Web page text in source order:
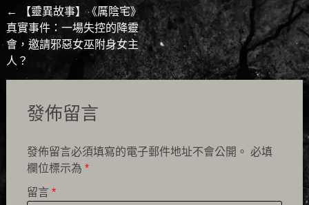
Post
navigation
←
【靈異故事】《厲陰宅》
真實事件：一場失控的降靈
會，邀請邪惡女巫附身女主
人？
發佈留言
發佈留言必須填寫的電子郵件地址不會公開。 必填
欄位標示為 *
留言 *